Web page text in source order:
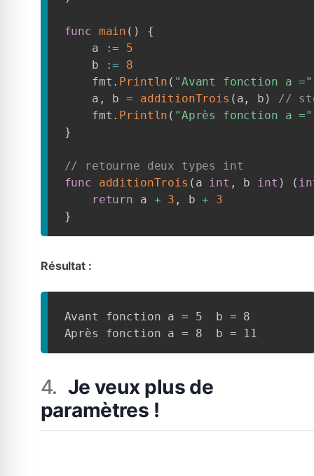
func main ( )
{
    a
:=
5
    b
:=
8
    fmt
. Println ( "Avant fonction a ="
    a
, b = additionTrois ( a , b )
//
    fmt
. Println ( "Après fonction a ="
}
// retourne deux types int
func
additionTrois ( a int , b int ) (
return a + 3 , b +
3
}
Résultat :
Avant fonction a = 5  b = 8
Après fonction a = 8  b = 11
Je veux plus de
paramètres !